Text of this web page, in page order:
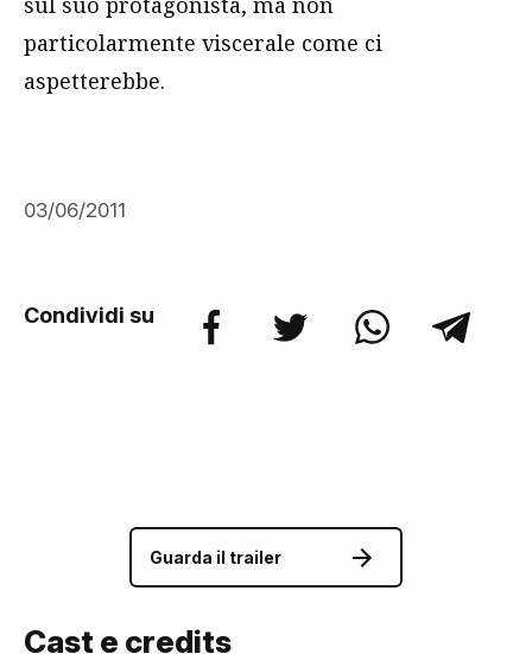
particolarmente viscerale come ci
aspetterebbe.
03/06/2011
Condividi su
Guarda il trailer
Cast e credits